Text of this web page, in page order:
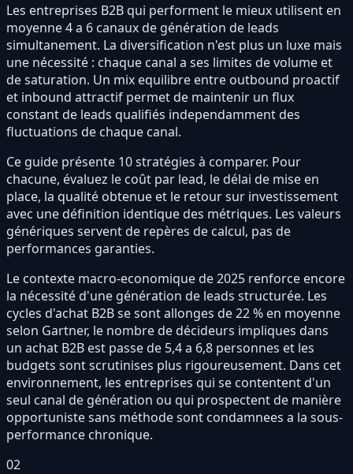
Les entreprises B2B qui performent le mieux utilisent en
moyenne 4 a 6 canaux de génération de leads
simultanement. La diversification n'est plus un luxe mais
une nécessité : chaque canal a ses limites de volume et
de saturation. Un mix equilibre entre outbound proactif
et inbound attractif permet de maintenir un flux
constant de leads qualifiés independamment des
fluctuations de chaque canal.
Ce guide présente 10 stratégies à comparer. Pour
chacune, évaluez le coût par lead, le délai de mise en
place, la qualité obtenue et le retour sur investissement
avec une définition identique des métriques. Les valeurs
génériques servent de repères de calcul, pas de
performances garanties.
Le contexte macro-economique de 2025 renforce encore
la nécessité d'une génération de leads structurée. Les
cycles d'achat B2B se sont allonges de 22 % en moyenne
selon Gartner, le nombre de décideurs impliques dans
un achat B2B est passe de 5,4 a 6,8 personnes et les
budgets sont scrutinises plus rigoureusement. Dans cet
environnement, les entreprises qui se contentent d'un
seul canal de génération ou qui prospectent de manière
opportuniste sans méthode sont condamnees a la sous-
performance chronique.
02